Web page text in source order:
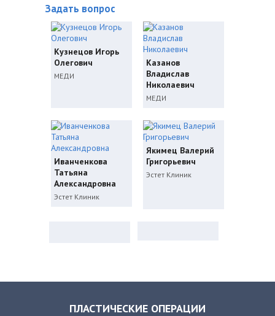
Задать вопрос
Кузнецов Игорь
Олегович
МЕДИ
Казанов
Владислав
Николаевич
МЕДИ
Иванченкова
Татьяна
Александровна
Эстет Клиник
Якимец Валерий
Григорьевич
Эстет Клиник
ПЛАСТИЧЕСКИЕ ОПЕРАЦИИ